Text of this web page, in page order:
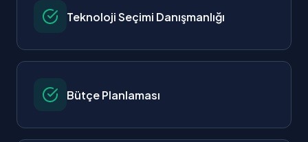
Teknoloji Seçimi Danışmanlığı
Bütçe Planlaması